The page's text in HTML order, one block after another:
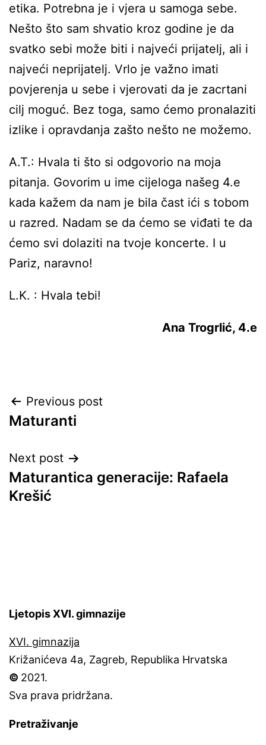
etika. Potrebna je i vjera u samoga sebe.
Nešto što sam shvatio kroz godine je da
svatko sebi može biti i najveći prijatelj, ali i
najveći neprijatelj. Vrlo je važno imati
povjerenja u sebe i vjerovati da je zacrtani
cilj moguć. Bez toga, samo ćemo pronalaziti
izlike i opravdanja zašto nešto ne možemo.
A.T.: Hvala ti što si odgovorio na moja
pitanja. Govorim u ime cijeloga našeg 4.e
kada kažem da nam je bila čast ići s tobom
u razred. Nadam se da ćemo se viđati te da
ćemo svi dolaziti na tvoje koncerte. I u
Pariz, naravno!
L.K. : Hvala tebi!
Ana Trogrlić, 4.e
Post
navigation
Previous post
Maturanti
Next post
Maturantica generacije: Rafaela
Krešić
Ljetopis XVI. gimnazije
XVI. gimnazija
Križanićeva 4a, Zagreb, Republika Hrvatska
© 2021.
Sva prava pridržana.
Pretraživanje